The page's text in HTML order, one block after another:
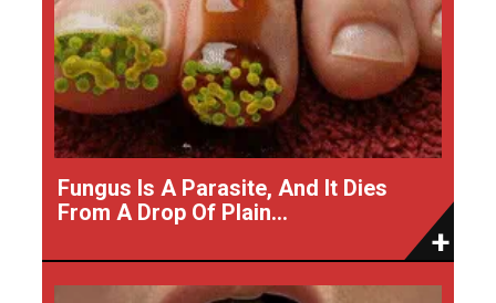
Fungus Is A Parasite, And It Dies
From A Drop Of Plain...